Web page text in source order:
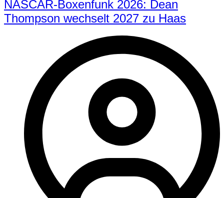
NASCAR-Boxenfunk 2026: Dean
Thompson wechselt 2027 zu Haas